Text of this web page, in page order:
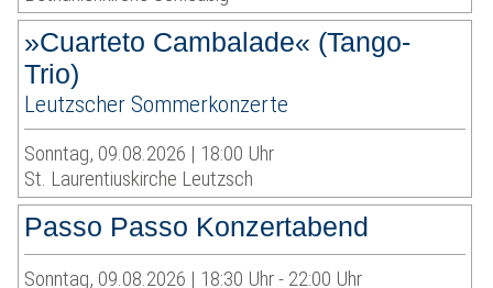
»Cuarteto Cambalade« (Tango-
Trio)
Leutzscher Sommerkonzerte
Sonntag, 09.08.2026 | 18:00 Uhr
St. Laurentiuskirche Leutzsch
Passo Passo Konzertabend
Sonntag, 09.08.2026 | 18:30 Uhr - 22:00 Uhr